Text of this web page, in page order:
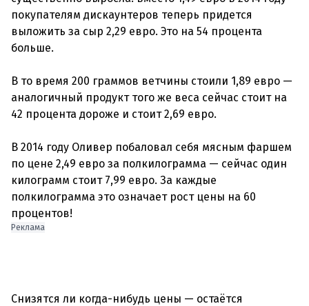
покупателям дискаунтеров теперь придется
выложить за сыр 2,29 евро. Это на 54 процента
больше.
В то время 200 граммов ветчины стоили 1,89 евро —
аналогичный продукт того же веса сейчас стоит на
42 процента дороже и стоит 2,69 евро.
В 2014 году Оливер побаловал себя мясным фаршем
по цене 2,49 евро за полкилограмма — сейчас один
килограмм стоит 7,99 евро. За каждые
полкилограмма это означает рост цены на 60
процентов!
Реклама
Снизятся ли когда-нибудь цены — остаётся